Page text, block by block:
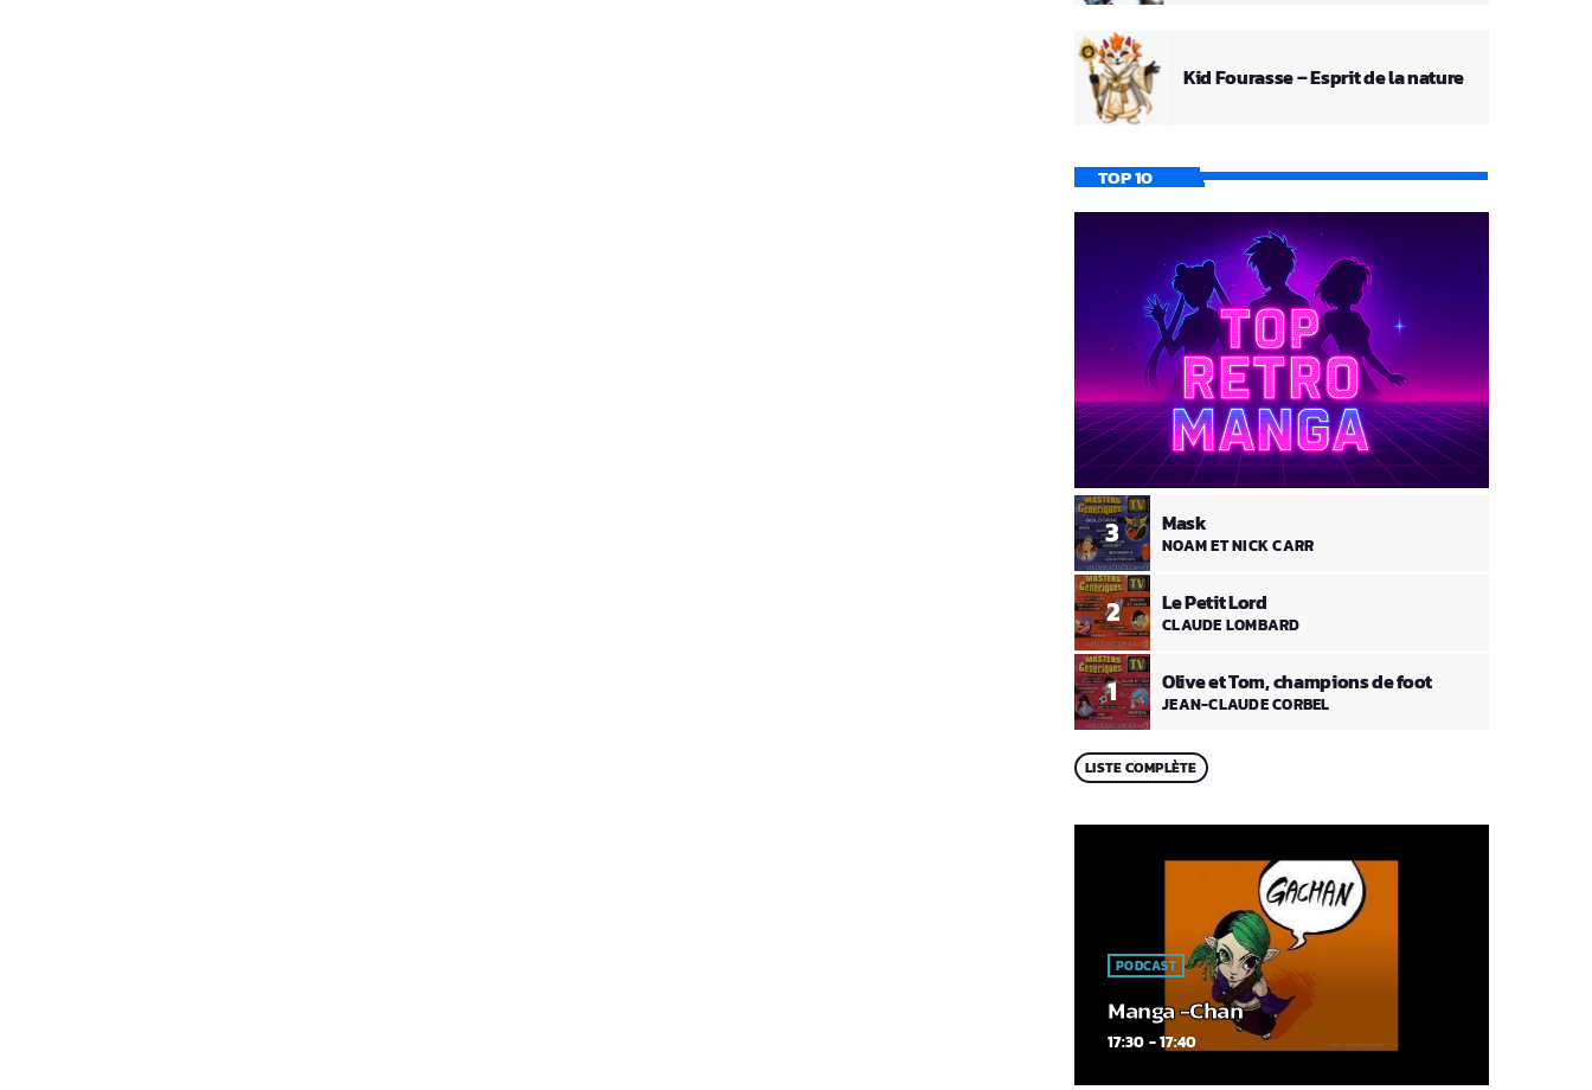
Kid Fourasse – Esprit de la nature
TOP 10
1 Olive et Tom, champions de foot
JEAN-CLAUDE CORBEL
2 Le Petit Lord
CLAUDE LOMBARD
3 Mask
NOAM ET NICK CARR
LISTE COMPLÈTE
PODCAST
Manga -Chan
17:30 - 17:40